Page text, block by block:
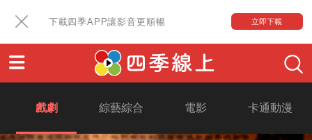
下載四季APP讓影音更順暢 立即下載
戲劇 綜藝綜合 電影 卡通動漫